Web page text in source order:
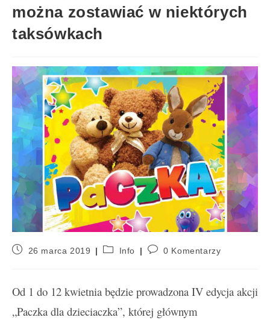
można zostawiać w niektórych
taksówkach
26 marca 2019 Info 0 Komentarzy
Od 1 do 12 kwietnia będzie prowadzona IV edycja akcji
„Paczka dla dzieciaczka”, której głównym